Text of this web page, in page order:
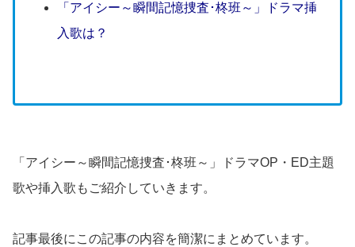
「アイシー～瞬間記憶捜査･柊班～」ドラマ挿
入歌は？
「アイシー～瞬間記憶捜査･柊班～」ドラマOP・ED主題
歌や挿入歌もご紹介していきます。
記事最後にこの記事の内容を簡潔にまとめています。